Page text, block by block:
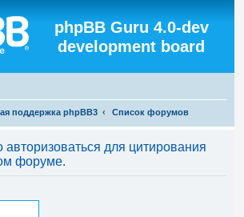
phpBB Guru 4.0-dev
development board
поддержка phpBB3 Список форумов
для цитирования
форуме.